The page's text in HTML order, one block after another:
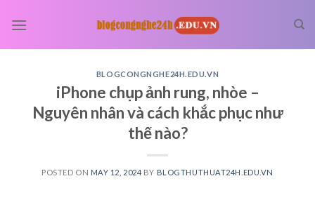
BLOGCONGNGHE24H.EDU.VN
iPhone chụp ảnh rung, nhòe –
Nguyên nhân và cách khắc phục như
thế nào?
POSTED ON MAY 12, 2024 BY BLOGTHUTHUAT24H.EDU.VN